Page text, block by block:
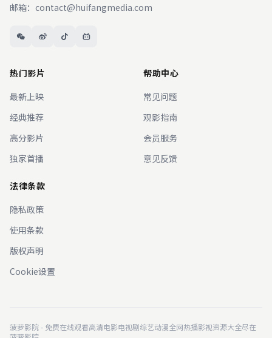
邮箱：contact@huifangmedia.com
热门影片
最新上映
经典推荐
高分影片
独家首播
帮助中心
常见问题
观影指南
会员服务
意见反馈
法律条款
隐私政策
使用条款
版权声明
Cookie设置
菠萝影院 - 免费在线观看高清电影电视剧综艺动漫全网热播影视资源大全尽在